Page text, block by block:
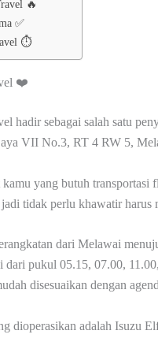
🔥
✅
⏱️
❤️
hadir sebagai salah satu
VII No.3, RT 4 RW 5,
yang butuh transportasi
tidak perlu khawatir harus
dari Melawai
dari pukul 05.15, 07.00,
disesuaikan dengan
dioperasikan adalah Isuzu